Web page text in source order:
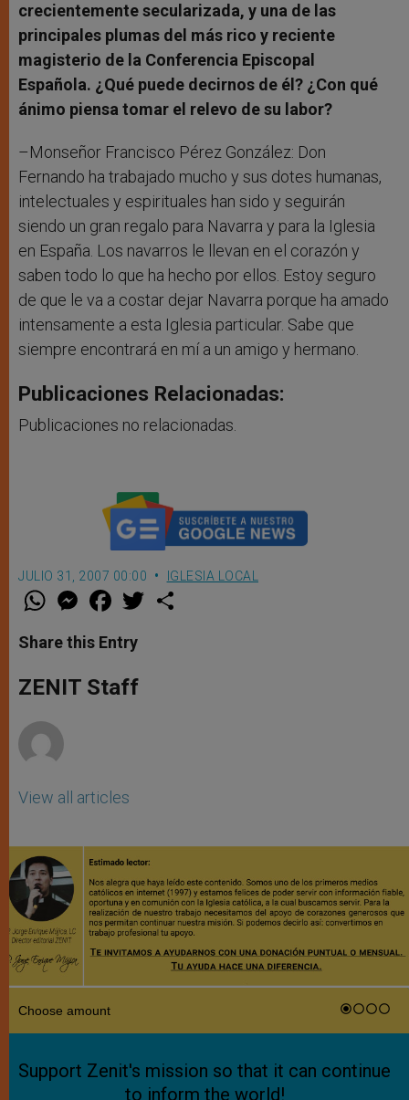
crecientemente secularizada, y una de las
principales plumas del más rico y reciente
magisterio de la Conferencia Episcopal
Española. ¿Qué puede decirnos de él? ¿Con qué
ánimo piensa tomar el relevo de su labor?
–Monseñor Francisco Pérez González: Don
Fernando ha trabajado mucho y sus dotes humanas,
intelectuales y espirituales han sido y seguirán
siendo un gran regalo para Navarra y para la Iglesia
en España. Los navarros le llevan en el corazón y
saben todo lo que ha hecho por ellos. Estoy seguro
de que le va a costar dejar Navarra porque ha amado
intensamente a esta Iglesia particular. Sabe que
siempre encontrará en mí a un amigo y hermano.
Publicaciones Relacionadas:
Publicaciones no relacionadas.
JULIO 31, 2007 00:00 IGLESIA LOCAL
W
t
s
p
p
M
e
s
e
g
e
F
a
e
b
o
k
w
Share this Entry
ZENIT Staff
View all articles